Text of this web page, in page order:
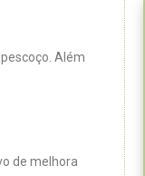
Além
de melhora